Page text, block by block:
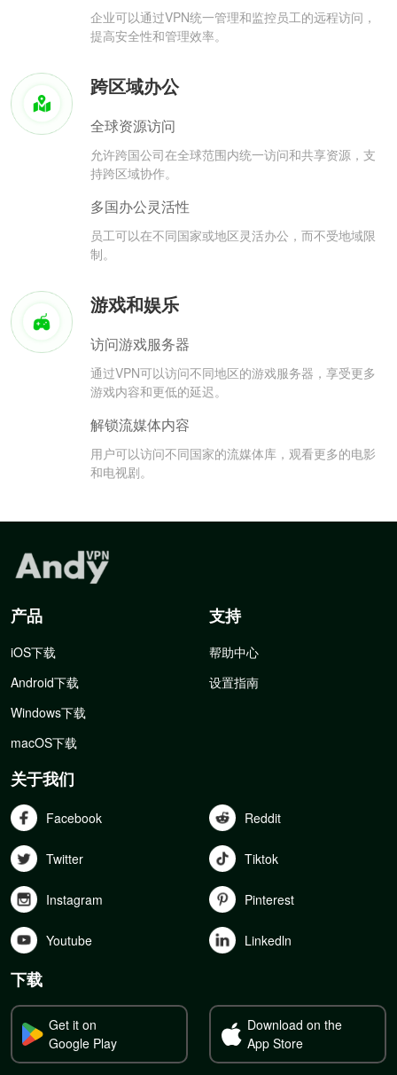
企业可以通过VPN统一管理和监控员工的远程访问，
提高安全性和管理效率。
跨区域办公
全球资源访问
允许跨国公司在全球范围内统一访问和共享资源，支
持跨区域协作。
多国办公灵活性
员工可以在不同国家或地区灵活办公，而不受地域限
制。
游戏和娱乐
访问游戏服务器
通过VPN可以访问不同地区的游戏服务器，享受更多
游戏内容和更低的延迟。
解锁流媒体内容
用户可以访问不同国家的流媒体库，观看更多的电影
和电视剧。
产品
iOS下载
Android下载
Windows下载
macOS下载
支持
帮助中心
设置指南
关于我们
Facebook Reddit
Twitter Tiktok
Instagram Pinterest
Youtube Linkedln
下载
Get it on
Google Play
Download on the
App Store